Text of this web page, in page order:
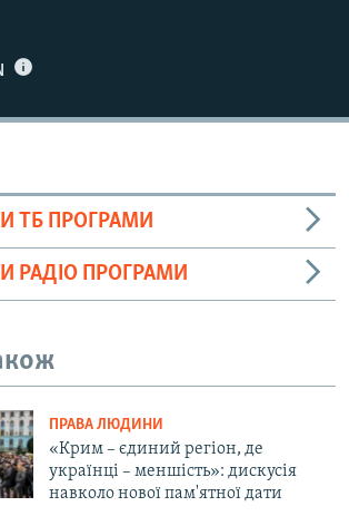
ТБ ПРОГРАМИ
РАДІО ПРОГРАМИ
ПРАВА ЛЮДИНИ
«Крим – єдиний регіон, де
українці – меншість»: дискусія
навколо нової пам'ятної дати